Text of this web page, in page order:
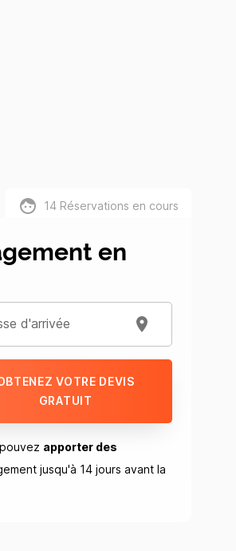
14 Réservations en cours
en
d'arrivée
VOTRE DEVIS
GRATUIT
apporter des
jusqu'à 14 jours avant la